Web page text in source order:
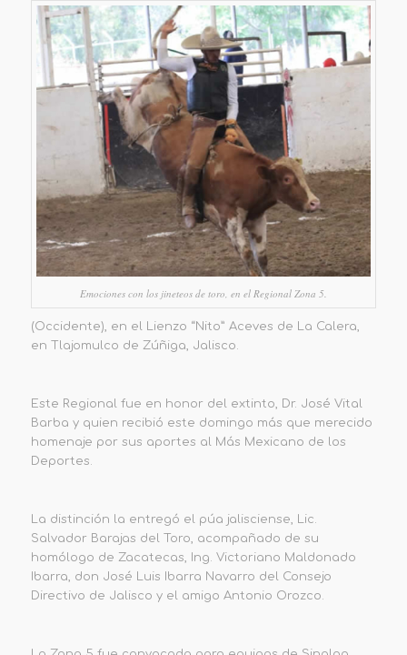
Emociones con los jineteos de toro, en el Regional Zona 5.
(Occidente), en el Lienzo “Nito” Aceves de La Calera,
en Tlajomulco de Zúñiga, Jalisco.
Este Regional fue en honor del extinto, Dr. José Vital
Barba y quien recibió este domingo más que merecido
homenaje por sus aportes al Más Mexicano de los
Deportes.
La distinción la entregó el púa jalisciense, Lic.
Salvador Barajas del Toro, acompañado de su
homólogo de Zacatecas, Ing. Victoriano Maldonado
Ibarra, don José Luis Ibarra Navarro del Consejo
Directivo de Jalisco y el amigo Antonio Orozco.